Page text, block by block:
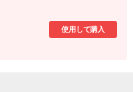
使用して購入